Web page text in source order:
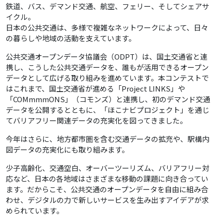
鉄道、バス、デマンド交通、航空、フェリー、そしてシェアサ
イクル。
日本の公共交通は、多様で複雑なネットワークによって、日々
の暮らしや地域の活動を支えています。
公共交通オープンデータ協議会（ODPT）は、国土交通省と連
携し、こうした公共交通データを、誰もが活用できるオープン
データとして広げる取り組みを進めています。本コンテストで
はこれまで、国土交通省が進める「Project LINKS」や
「COMmmmONS」（コモンズ）と連携し、初のデマンド交通
データを公開するとともに、「ほこナビプロジェクト」を通じ
てバリアフリー関連データの充実化を図ってきました。
今年はさらに、地方都市圏を含む交通データの拡充や、駅構内
図データの充実化にも取り組みます。
少子高齢化、交通空白、オーバーツーリズム、バリアフリー対
応など、日本の各地域はさまざまな移動の課題に向き合ってい
ます。だからこそ、公共交通のオープンデータを自由に組み合
わせ、デジタルの力で新しいサービスを生み出すアイデアが求
められています。